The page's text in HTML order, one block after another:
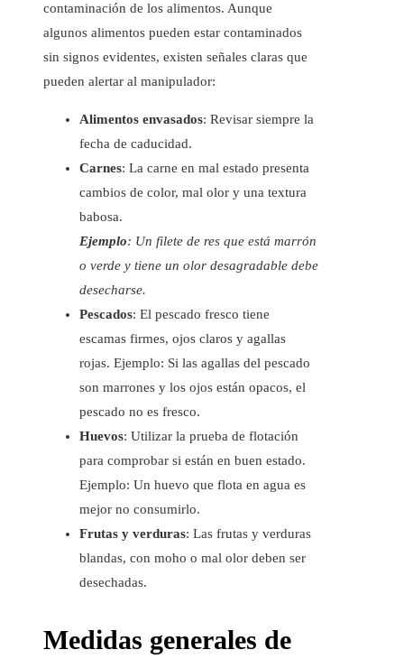
contaminación de los alimentos. Aunque
algunos alimentos pueden estar contaminados
sin signos evidentes, existen señales claras que
pueden alertar al manipulador:
Alimentos envasados: Revisar siempre la
fecha de caducidad.
Carnes: La carne en mal estado presenta
cambios de color, mal olor y una textura
babosa.
Ejemplo: Un filete de res que está marrón
o verde y tiene un olor desagradable debe
desecharse.
Pescados: El pescado fresco tiene
escamas firmes, ojos claros y agallas
rojas. Ejemplo: Si las agallas del pescado
son marrones y los ojos están opacos, el
pescado no es fresco.
Huevos: Utilizar la prueba de flotación
para comprobar si están en buen estado.
Ejemplo: Un huevo que flota en agua es
mejor no consumirlo.
Frutas y verduras: Las frutas y verduras
blandas, con moho o mal olor deben ser
desechadas.
Medidas generales de